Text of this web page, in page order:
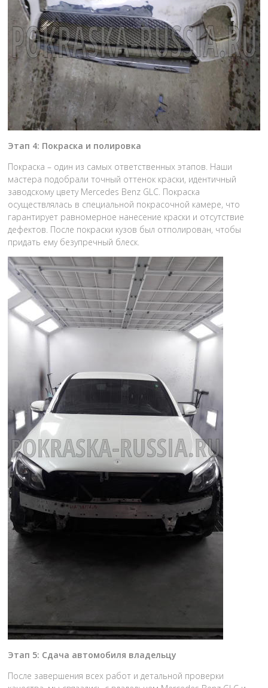
Этап 4: Покраска и полировка
Покраска – один из самых ответственных этапов. Наши
мастера подобрали точный оттенок краски, идентичный
заводскому цвету Mercedes Benz GLC. Покраска
осуществлялась в специальной покрасочной камере, что
гарантирует равномерное нанесение краски и отсутствие
дефектов. После покраски кузов был отполирован, чтобы
придать ему безупречный блеск.
Этап 5: Сдача автомобиля владельцу
После завершения всех работ и детальной проверки